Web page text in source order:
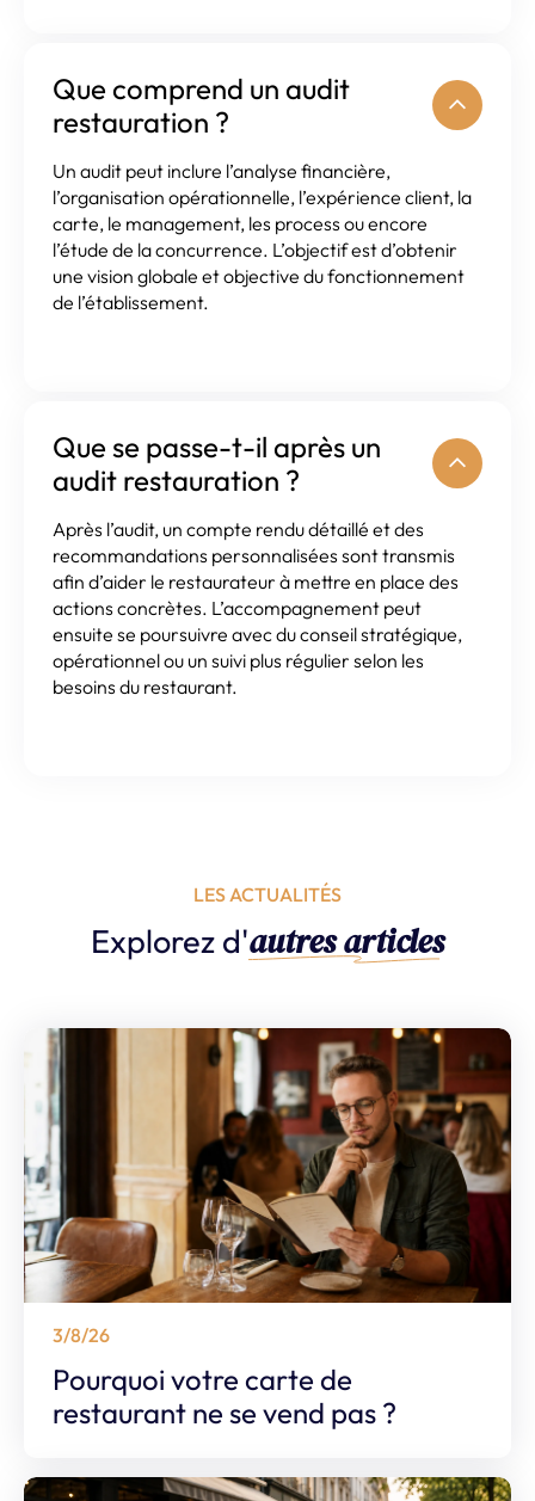
Que comprend un audit
restauration ?
Un audit peut inclure l’analyse financière,
l’organisation opérationnelle, l’expérience client, la
carte, le management, les process ou encore
l’étude de la concurrence. L’objectif est d’obtenir
une vision globale et objective du fonctionnement
de l’établissement.
Que se passe-t-il après un
audit restauration ?
Après l’audit, un compte rendu détaillé et des
recommandations personnalisées sont transmis
afin d’aider le restaurateur à mettre en place des
actions concrètes. L’accompagnement peut
ensuite se poursuivre avec du conseil stratégique,
opérationnel ou un suivi plus régulier selon les
besoins du restaurant.
LES ACTUALITÉS
Explorez d'autres articles
3/8/26
Pourquoi votre carte de
restaurant ne se vend pas ?